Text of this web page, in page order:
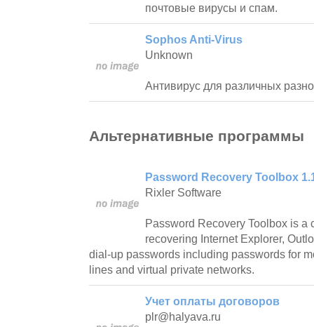
почтовые вирусы и спам.
Sophos Anti-Virus
Unknown
Антивирус для различных
Альтернативные программы
Password Recovery Toolbox
Rixler Software
Password Recovery Toolbox is a
recovering Internet Explorer,
dial-up passwords including passwords for
lines and virtual private networks.
Учет оплаты договоров
plr@halyava.ru